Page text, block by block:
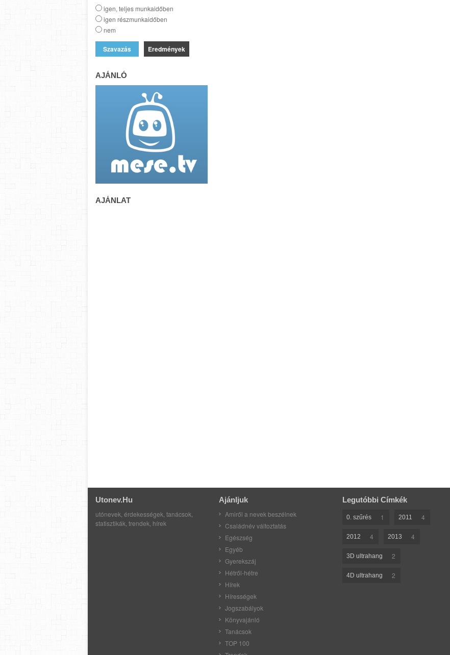
igen, teljes munkaidőben
igen részmunkaidőben
nem
Eredmények
AJÁNLÓ
AJÁNLAT
Utonev.hu
utónevek, érdekességek, tanácsok,
statisztikák, trendek, hírek
Ajánljuk
Amiről a nevek beszélnek
Családnév változtatás
Egészség
Egyéb
Gyerekszáj
Hétről-hétre
Hírek
Hírességek
Jogszabályok
Könyvajánló
Tanácsok
TOP 100
Legutóbbi Címkék
0. szűrés 1 2011 4
2012 4 2013 4
3D ultrahang 2
4D ultrahang 2